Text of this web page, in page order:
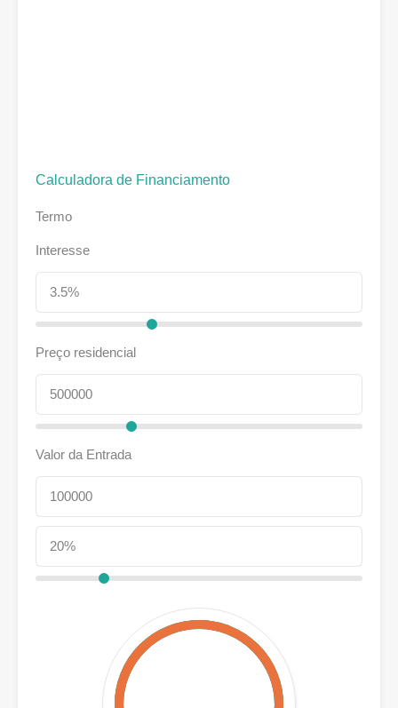
Calculadora de Financiamento
Termo
Interesse
Preço residencial
Valor da Entrada